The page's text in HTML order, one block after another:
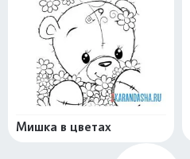
Мишка в цветах